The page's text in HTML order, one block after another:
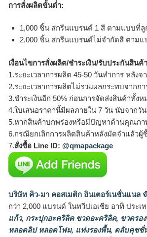
การสั่งผลิตขั้นต่ำ:
1,000 ชิ้น สกรีนแบรนด์ 1 สี ตามแบบที่ลู
2,000 ชิ้น สกรีนแบรนด์ไม่จำกัดสี ตามแ
เงื่อนไขการสั่งผลิต/ชำระเงิน/รับประกันสินค้า
1.ระยะเวลาการผลิต 45-50 วันทำการ หลัง
2.ระยะเวลาการผลิตไม่รวมผลกระทบจาก
3.ชำระเงินอีก 50% ก่อนการจัดส่งสินค้าทั้งห
4.ใบเสนอราคานี้มีผลภายใน 7 วัน นับจากวั
5.หากสินค้าบกพร่องหรือมีปัญหาด้านคุณภา
6.กรณียกเลิกการผลิตสินค้าหลังมัดจำแล้วผู้
7.สั่งซื้อ Line ID: @qmapackage
บริษัท คิว-มา คอสเมติก อินเตอร์เนชั่นแนล
กว่า 2,000 แบรนด์ ในทวีปเอเชีย อาทิ ประ
แก้ว, กระปุกอะคริลิค ขวดอะคริลิค, ขวดรอ
หลอดลิป หลอดโฟม, แท่งรองพื้น, ตลับคุชชั่